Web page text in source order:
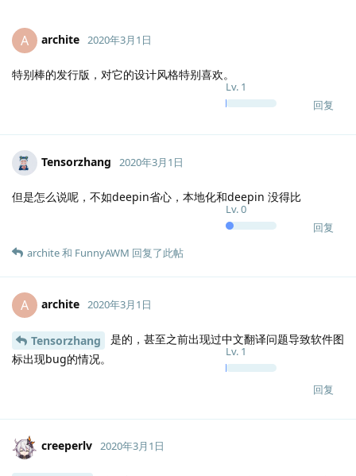
A archite
Lv. 1
2020年3月1日
特别棒的发行版，对它的设计风格特别喜欢。
回复
Tensorzhang
Lv.0
2020年3月1日
但是怎么说呢，不如deepin省心，本地化和deepin 没得比
回复
archite和 FunnyAWM 回复了此帖
A archite
Lv. 1
2020年3月1日
Tensorzhang
是的，甚至之前出现过中文翻译问题导致软件图
标出现bug的情况。
回复
creeperlv 2020年3月1日